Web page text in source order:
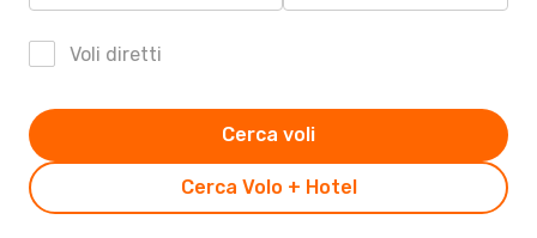
Voli diretti
Cerca Volo + Hotel
Cerca voli